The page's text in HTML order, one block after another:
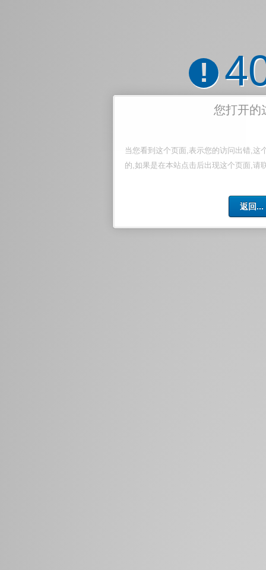
!
您打开的
当您看到这个页面,表示您的访问出错,这
的,如果是在本站点击后出现这个页面,请
返回...